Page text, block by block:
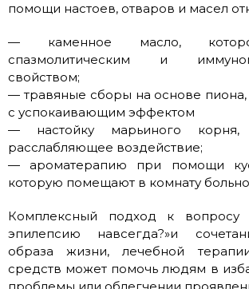
помощи настоев, отваров и масел
— каменное масло,
спазмолитическим и
свойством;
— травяные сборы на основе пиона,
с успокаивающим эффектом
— настойку марьиного корня,
расслабляющее воздействие;
— ароматерапию при помощи
которую помещают в комнату
Комплексный подход к вопросу
эпилепсию навсегда?»и
образа жизни, лечебной
средств может помочь людям в